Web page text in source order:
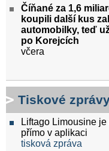
Číňané za 1,6
koupili další kus
automobilky, teď
po Korejcích
včera
Tiskové
Liftago Limousine
přímo v aplikaci
tisková zpráva